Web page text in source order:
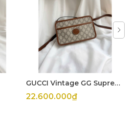
GUCCI Vintage GG Supreme Crossbody
22.600.000₫